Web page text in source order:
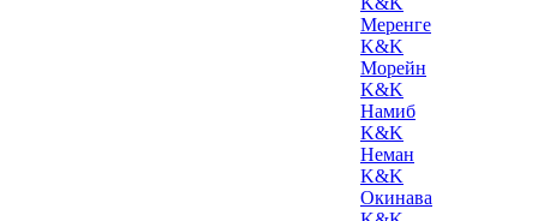
Меренге
K&K
Морейн
K&K
Намиб
K&K
Неман
K&K
Окинава